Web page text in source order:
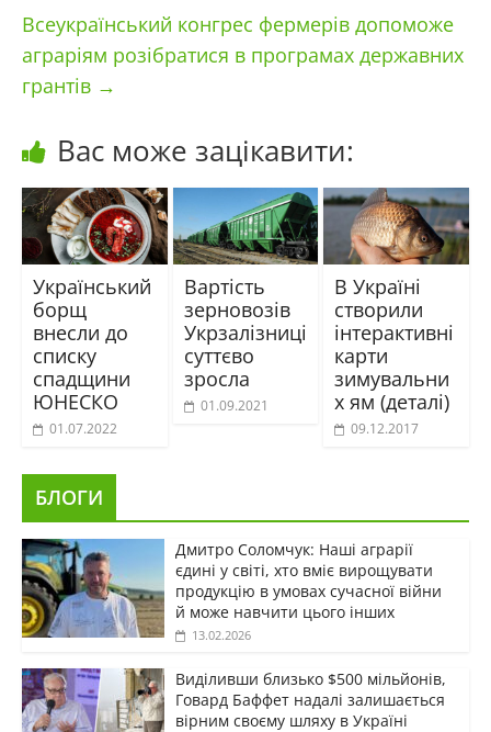
Всеукраїнський конгрес фермерів допоможе
аграріям розібратися в програмах державних
грантів →
Вас може зацікавити:
Український
борщ
внесли до
списку
спадщини
ЮНЕСКО
01.07.2022
Вартість
зерновозів
Укрзалізниці
суттєво
зросла
01.09.2021
В Україні
створили
інтерактивні
карти
зимувальни
х ям (деталі)
09.12.2017
БЛОГИ
Дмитро Соломчук: Наші аграрії
єдині у світі, хто вміє вирощувати
продукцію в умовах сучасної війни
й може навчити цього інших
13.02.2026
Виділивши близько $500 мільйонів,
Говард Баффет надалі залишається
вірним своєму шляху в Україні